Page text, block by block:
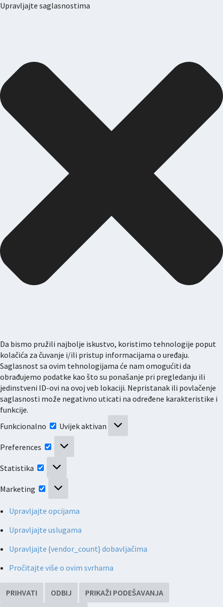
Upravljajte saglasnostima
Da bismo pružili najbolje iskustvo, koristimo tehnologije poput
kolačića za čuvanje i/ili pristup informacijama o uređaju.
Saglasnost sa ovim tehnologijama će nam omogućiti da
obrađujemo podatke kao što su ponašanje pri pregledanju ili
jedinstveni ID-ovi na ovoj veb lokaciji. Nepristanak ili povlačenje
saglasnosti može negativno uticati na određene karakteristike i
funkcije.
Funkcionalno
Uvijek aktivan
Preferences
Statistika
Marketing
Upravljajte opcijama
Upravljajte uslugama
Upravljajte {vendor_count} dobavljačima
Pročitajte više o ovim svrhama
PRIHVATI ODBIJ
PRIKAŽI PODEŠAVANJA